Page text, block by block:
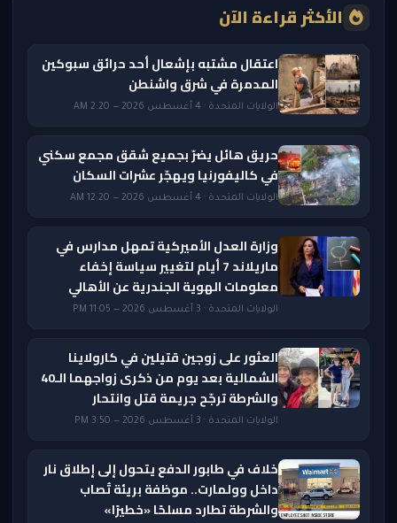
الأكثر قراءة الآن
اعتقال مشتبه بإشعال أحد حرائق سبوكين
المدمرة في شرق واشنطن
الولايات المتحدة · 4 أغسطس 2026 — 2:20 AM
حريق هائل يضرّ بجميع شقق مجمع سكني
في كاليفورنيا ويهجّر عشرات السكان
الولايات المتحدة · 4 أغسطس 2026 — 12:20 AM
وزارة العدل الأميركية تمهل مدارس في
ماريلاند 7 أيام لتغيير سياسة إخفاء
معلومات الهوية الجندرية عن الأهالي
الولايات المتحدة · 3 أغسطس 2026 — 11:05 PM
العثور على زوجين قتيلين في كارولاينا
الشمالية بعد يوم من ذكرى زواجهما الـ40
والشرطة ترجّح جريمة قتل وانتحار
الولايات المتحدة · 3 أغسطس 2026 — 3:50 PM
خلاف في طابور الدفع يتحول إلى إطلاق نار
داخل وولمارت.. موظفة بريئة تُصاب
والشرطة تطارد مسلحًا «خطيرًا»